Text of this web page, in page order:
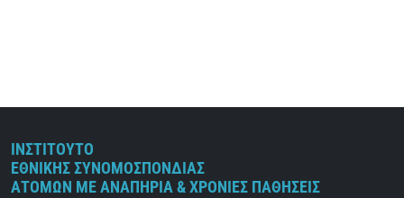
ΙΝΣΤΙΤΟΥΤΟ
ΕΘΝΙΚΗΣ ΣΥΝΟΜΟΣΠΟΝΔΙΑΣ
ΑΤΟΜΩΝ ΜΕ ΑΝΑΠΗΡΙΑ & ΧΡΟΝΙΕΣ ΠΑΘΗΣΕΙΣ